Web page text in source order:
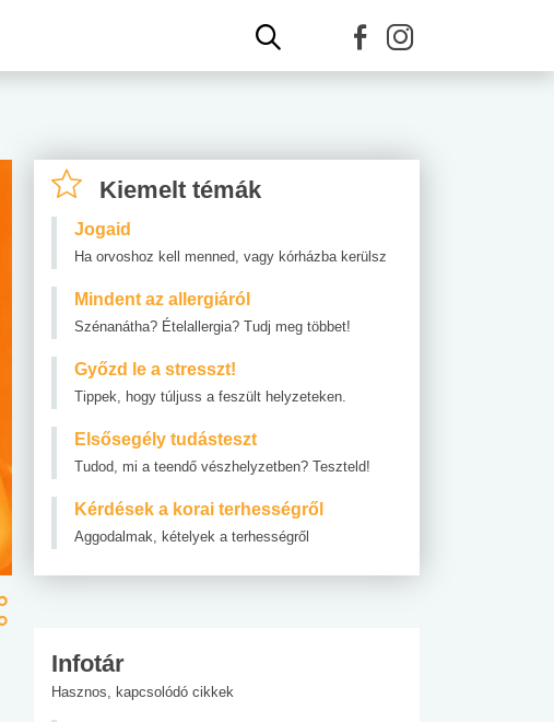
Kiemelt témák
Jogaid
Ha orvoshoz kell menned, vagy kórházba kerülsz
Mindent az allergiáról
Szénanátha? Ételallergia? Tudj meg többet!
Győzd le a stresszt!
Tippek, hogy túljuss a feszült helyzeteken.
Elsősegély tudásteszt
Tudod, mi a teendő vészhelyzetben? Teszteld!
Kérdések a korai terhességről
Aggodalmak, kételyek a terhességről
Infotár
Hasznos, kapcsolódó cikkek